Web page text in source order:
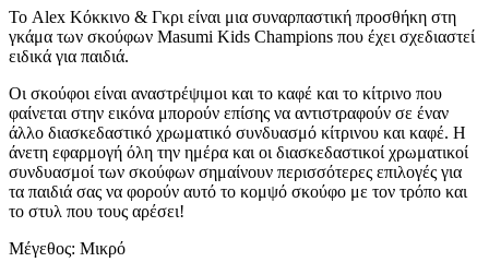
Το Alex Κόκκινο & Γκρι είναι μια συναρπαστική προσθήκη στη
γκάμα των σκούφων Masumi Kids Champions που έχει σχεδιαστεί
ειδικά για παιδιά.
Οι σκούφοι είναι αναστρέψιμοι και το καφέ και το κίτρινο που
φαίνεται στην εικόνα μπορούν επίσης να αντιστραφούν σε έναν
άλλο διασκεδαστικό χρωματικό συνδυασμό κίτρινου και καφέ. Η
άνετη εφαρμογή όλη την ημέρα και οι διασκεδαστικοί χρωματικοί
συνδυασμοί των σκούφων σημαίνουν περισσότερες επιλογές για
τα παιδιά σας να φορούν αυτό το κομψό σκούφο με τον τρόπο και
το στυλ που τους αρέσει!
Μέγεθος: Μικρό